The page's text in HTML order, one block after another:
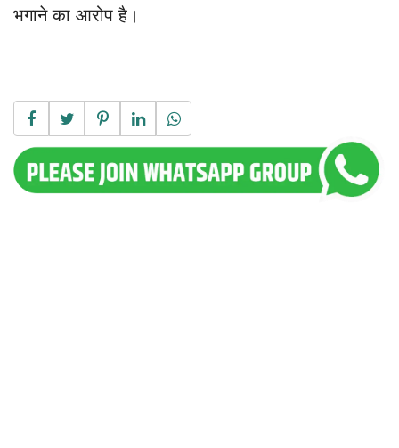
भगाने का आरोप है।